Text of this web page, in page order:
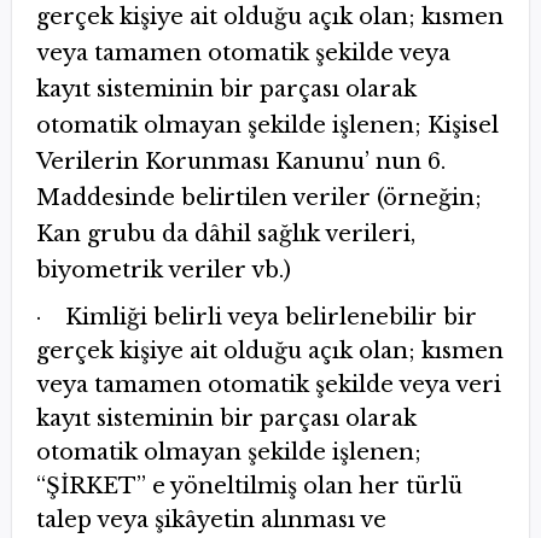
gerçek kişiye ait olduğu açık olan; kısmen
veya tamamen otomatik şekilde veya
kayıt sisteminin bir parçası olarak
otomatik olmayan şekilde işlenen; Kişisel
Verilerin Korunması Kanunu’ nun 6.
Maddesinde belirtilen veriler (örneğin;
Kan grubu da dâhil sağlık verileri,
biyometrik veriler vb.)
· Kimliği belirli veya belirlenebilir bir
gerçek kişiye ait olduğu açık olan; kısmen
veya tamamen otomatik şekilde veya veri
kayıt sisteminin bir parçası olarak
otomatik olmayan şekilde işlenen;
“ŞİRKET’’ e yöneltilmiş olan her türlü
talep veya şikâyetin alınması ve